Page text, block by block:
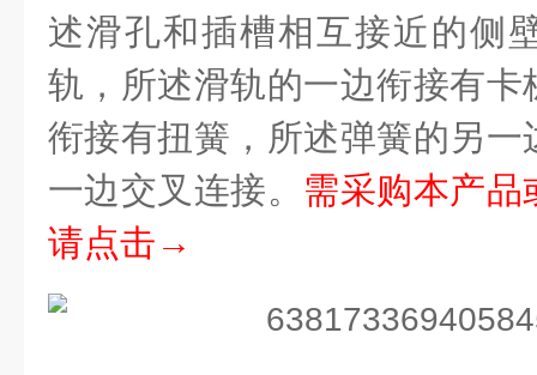
述滑孔和插槽相互接近的侧
轨，所述滑轨的一边衔接有
衔接有扭簧，所述弹簧的另
一边交叉连接。 需采购本产品
请点击→